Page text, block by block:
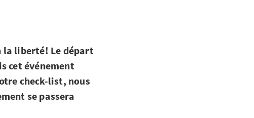
la liberté! Le départ
cet événement
check-list, nous
se passera